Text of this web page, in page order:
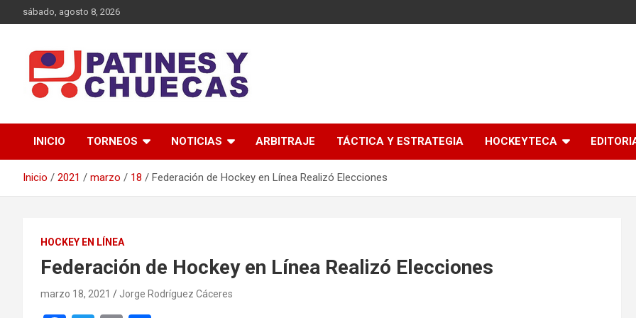
al
sábado, agosto 8, 2026
Patines y Chuecas
INICIO TORNEOS NOTICIAS ARBITRAJE TÁCTICA Y ESTRATEGIA HOCKEYTECA
Inicio 2021 marzo 18 Federación de Hockey en Línea Realizó Elecciones
HOCKEY EN LÍNEA
Federación de Hockey en Línea Realizó Elecciones
marzo 18, 2021 Jorge Rodríguez Cáceres